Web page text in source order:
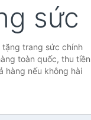
sức
trang sức chính
toàn quốc, thu tiền
hàng nếu không hài